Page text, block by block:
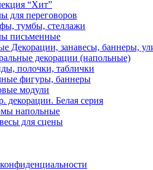
“Хит”
для переговоров
тумбы, стеллажи
письменные
Декорации, занавесы, баннеры,
декорации (напольные)
полочки, таблички
фигуры, баннеры
модули
декорации. Белая серия
напольные
для сцены